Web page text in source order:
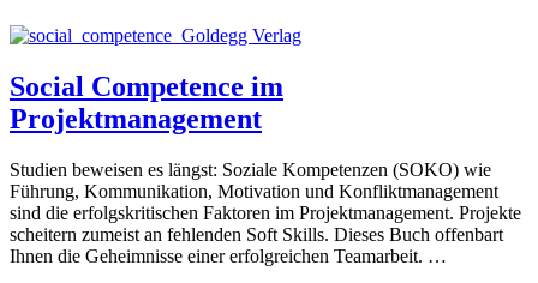
Social Competence im
Projektmanagement
Studien beweisen es längst: Soziale Kompetenzen (SOKO) wie
Führung, Kommunikation, Motivation und Konfliktmanagement
sind die erfolgskritischen Faktoren im Projektmanagement. Projekte
scheitern zumeist an fehlenden Soft Skills. Dieses Buch offenbart
Ihnen die Geheimnisse einer erfolgreichen Teamarbeit. …